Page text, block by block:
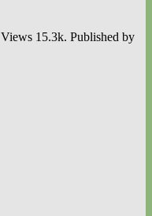
Views 15.3k. Published by